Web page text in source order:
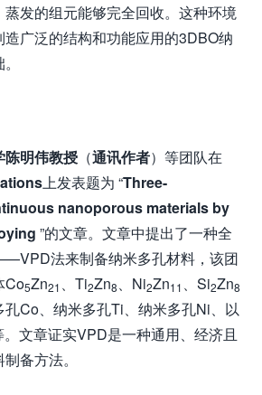
发的组元能够完全回收。这种环境
广泛的结构和功能应用的3DBO纳
陈明伟教授 （通讯作者）等团队在
上发表题为 “Three-
nanoporous materials by
”的文章。文章中提出了一种全
法来制备纳米多孔材料，该团
Co5Zn21 、Ti2Zn8、Ni2Zn11 、Si2Zn8
Co、纳米多孔Ti、纳米多孔Ni、以
文章证实VPD是一种通用、经济且
备方法。